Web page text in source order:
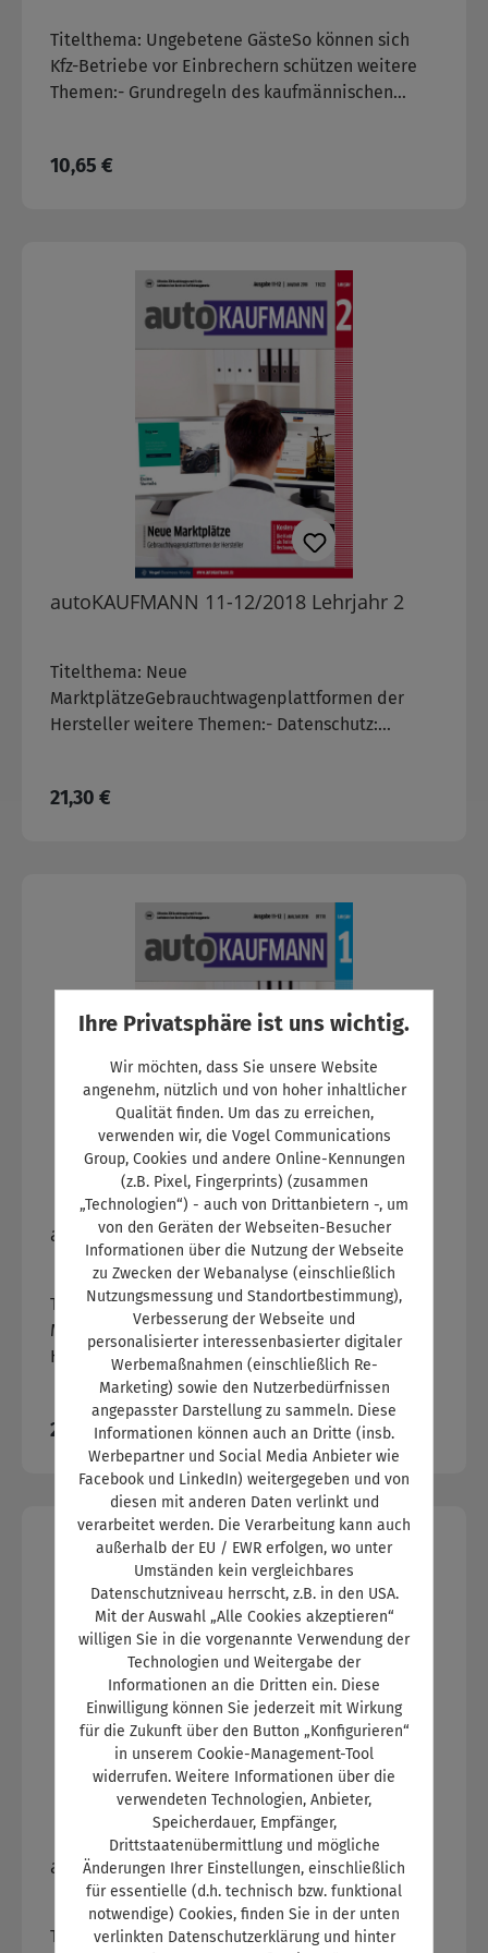
Titelthema: Ungebetene GästeSo können sich
Kfz-Betriebe vor Einbrechern schützen weitere
Themen:- Grundregeln des kaufmännischen
Regulärer Preis:
10,65 €
autoKAUFMANN 11-12/2018 Lehrjahr 2
Titelthema: Neue
MarktplätzeGebrauchtwagenplattformen der
Hersteller weitere Themen:- Datenschutz:
Regulärer Preis:
21,30 €
autoKAUFMANN 11-12/2018 Lehrjahr 1
Titelthema: Neue
MarktplätzeGebrauchtwagenplattformen der
Hersteller weitere Themen:- Datenschutz:
Gesetzliche Regelungen zum richtigen Umgang
mit Kundendaten
Regulärer Preis:
21,30 €
autoKAUFMANN 11-12/2018 Lehrjahr 3
Titelthema: Neue
Ihre Privatsphäre ist uns wichtig.
Wir möchten, dass Sie unsere Website
angenehm, nützlich und von hoher inhaltlicher
Qualität finden. Um das zu erreichen,
verwenden wir, die Vogel Communications
Group, Cookies und andere Online-Kennungen
(z.B. Pixel, Fingerprints) (zusammen
„Technologien“) - auch von Drittanbietern -, um
von den Geräten der Webseiten-Besucher
Informationen über die Nutzung der Webseite
zu Zwecken der Webanalyse (einschließlich
Nutzungsmessung und Standortbestimmung),
Verbesserung der Webseite und
personalisierter interessenbasierter digitaler
Werbemaßnahmen (einschließlich Re-
Marketing) sowie den Nutzerbedürfnissen
angepasster Darstellung zu sammeln. Diese
Informationen können auch an Dritte (insb.
Werbepartner und Social Media Anbieter wie
Facebook und LinkedIn) weitergegeben und von
diesen mit anderen Daten verlinkt und
verarbeitet werden. Die Verarbeitung kann auch
außerhalb der EU / EWR erfolgen, wo unter
Umständen kein vergleichbares
Datenschutzniveau herrscht, z.B. in den USA.
Mit der Auswahl „Alle Cookies akzeptieren“
willigen Sie in die vorgenannte Verwendung der
Technologien und Weitergabe der
Informationen an die Dritten ein. Diese
Einwilligung können Sie jederzeit mit Wirkung
für die Zukunft über den Button „Konfigurieren“
in unserem Cookie-Management-Tool
widerrufen. Weitere Informationen über die
verwendeten Technologien, Anbieter,
Speicherdauer, Empfänger,
Drittstaatenübermittlung und mögliche
Änderungen Ihrer Einstellungen, einschließlich
für essentielle (d.h. technisch bzw. funktional
notwendige) Cookies, finden Sie in der unten
verlinkten Datenschutzerklärung und hinter